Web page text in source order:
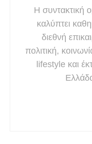
Η συντακτική
καλύπτει
διεθνή
πολιτική,
lifestyle και